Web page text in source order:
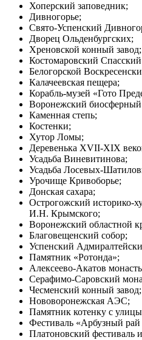
Хоперский заповедник;
Дивногорье;
Свято-Успенский
Дворец Ольденбургских;
Хреновской конный завод;
Костомаровский
Белогорской
Калачеевская пещера;
Корабль-музей «Гото
Воронежский биосферный
Каменная степь;
Костенки;
Хутор Ломы;
Деревенька XVII-XIX
Усадьба Виневитинова;
Усадьба Лосевых-
Урочище Кривоборье;
Донская сахара;
Острогожский историко-
И.Н. Крымского;
Воронежский областной
Благовещенский собор;
Успенский
Памятник «Ротонда»;
Алексеево-Акатов
Серафимо-Саровский
Чесменский конный завод;
Нововоронежская АЭС;
Памятник котенку с
Фестиваль «Арбузный
Платоновский фестиваль